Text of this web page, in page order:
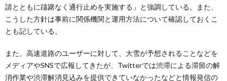
請とともに躊躇なく通行止めを実施する」と強調している。また、
こうした方針は事前に関係機関と運用方法について確認しておくこ
とも記している。
また、高速道路のユーザーに対して、大雪が予想されることなどを
メディアやSNSで広報してきたが、Twitterでは渋滞による滞留の解
消作業や渋滞解消見込みを提供できていなかったなどと情報発信の